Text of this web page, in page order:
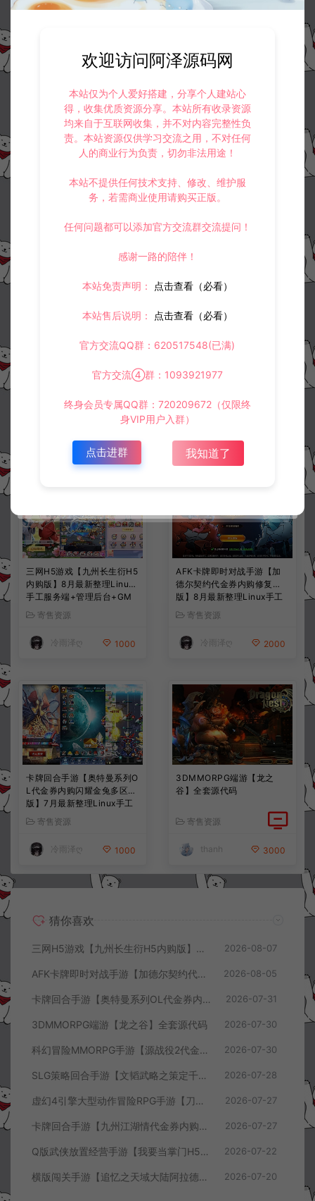
使用。
业用途，请大家不要用于商用！
侵权联系邮箱：32838727@qq.com
阿泽源码网 寄售资源
经典武侠手游【熱血浆糊·歸來代金券内
购七职业修复版】6月最新整理Linux手工服务端+管理后台+CDK授权后台
+安卓+详细搭建教程+视频教程 https://www.lyzwlkj.vip/60373/syzy/
冷雨泽ღ 默认解压密码：www.lyzwlkj.vip
三网H5宫斗养成游戏【新盛世芳華H5多区跨服代金券内购版】6月最新整理Linux手工服务端+全套前后端源码+CDK授权后台+简易安卓客户端+详细搭建教程+视频教程
三网H5游戏【九州长生衍H5
内购版】8月最新整理Linux
手工服务端+管理后台+GM
授权后台+简易安卓客户端
+详细搭建教程+视频教程
寄售资源
冷雨泽ღ 1000
AFK卡牌即时对战手游【加
德尔契约代金券内购修复
版】8月最新整理Linux手工
服务端+前后端全套源码+CD
K授权后台+安卓苹果双端
+详细搭建教程+视频教程
寄售资源
冷雨泽ღ 2000
卡牌回合手游【奥特曼系列O
L代金券内购闪耀金兔多区
版】7月最新整理Linux手工
服务端+加解密工具+CDK授
权后台+安卓+详细搭建教程
+视频教程
寄售资源
冷雨泽ღ 1000
3DMMORPG端游【龙之
谷】全套源代码
寄售资源
thanh 3000
猜你喜欢
三网H5游戏【九州长生衍H5内购版】8月最新整理Linux手工服务端+管理后台+GM授权后台+简易安卓客户端+详细搭建教程+视频教程 2026-08-07
AFK卡牌即时对战手游【加德尔契约代金券内购修复版】8月最新整理Linux手工服务端+前后端全套源码+CDK授权后台+安卓苹果双端+详细搭建教程+视频教程 2026-08-05
卡牌回合手游【奥特曼系列OL代金券内购闪耀金兔多区版】7月最新整理Linux手工服务端+加解密工具+CDK授权后台+安卓+详细搭建教程+视频教程 2026-07-31
3DMMORPG端游【龙之谷】全套源代码 2026-07-30
科幻冒险MMORPG手游【源战役2代金券内购开区版】7月最新整理Linux手工服务端+配套源码+多功能管理后台+支付后台+CDK授权后台+安卓+详细搭建教程+视频教程 2026-07-30
SLG策略回合手游【文韬武略之策定千军代金券内购版】7月最新整理Linux手工服务端+前后端全套源码+管理后台+CDK授权后台+PC安卓+详细搭建教程+视频教程 2026-07-28
虚幻4引擎大型动作冒险RPG手游【刀锋战记2-邪恶回归】7月最新整理Linux手工服务端+全套前后端源码+管理后台+CDK授权后台+PC安卓苹果+详细搭建教程+视频教程 2026-07-27
卡牌回合手游【九州江湖情代金券内购版】7月最新整理Linux手工服务端+CDK授权后台+安卓苹果双端+详细搭建教程+视频教程 2026-07-27
Q版武侠放置经营手游【我要当掌门H5代金券内购版】7月最新整理Linux手工服务端+全套前后端源码+CDK授权后台+H5安卓苹果三端+详细搭建教程+视频教程 2026-07-22
横版闯关手游【追忆之天域大陆阿拉德[60帧]】7月最新整理Linux手工服务端+客户端源码+管理后台+GM授权后台+安卓苹果双端+详细搭建教程+视频教程 2026-07-20
欢迎访问阿泽源码网
本站仅为个人爱好搭建，分享个人建站心
得，收集优质资源分享。本站所有收录资源
均来自于互联网收集，并不对内容完整性负
责。本站资源仅供学习交流之用，不对任何
人的商业行为负责，切勿非法用途！
本站不提供任何技术支持、修改、维护服
务，若需商业使用请购买正版。
任何问题都可以添加官方交流群交流提问！
感谢一路的陪伴！
本站免责声明： 点击查看（必看）
本站售后说明： 点击查看（必看）
官方交流QQ群：620517548(已满)
官方交流④群：1093921977
终身会员专属QQ群：720209672（仅限终
身VIP用户入群）
点击进群 我知道了